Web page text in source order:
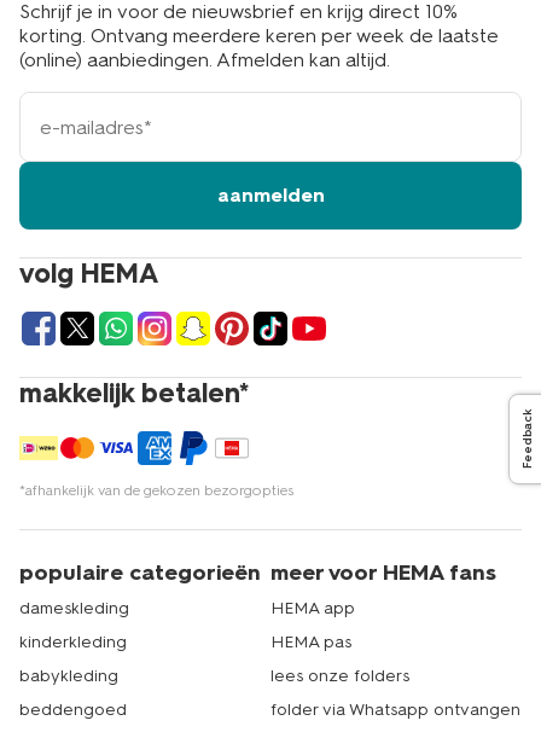
volg HEMA
makkelijk betalen*
*afhankelijk van de gekozen bezorgopties
Schrijf je in voor de nieuwsbrief en krijg direct 10%
korting. Ontvang meerdere keren per week de laatste
(online) aanbiedingen. Afmelden kan altijd.
e-
mailadres
aanmelden
populaire categorieën
dameskleding
kinderkleding
babykleding
beddengoed
meer voor HEMA fans
HEMA app
HEMA pas
lees onze folders
folder via Whatsapp ontvangen
Feedback